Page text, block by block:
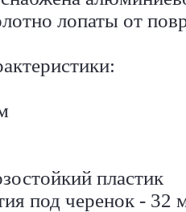
лопаты от
пластик
под черенок - 32